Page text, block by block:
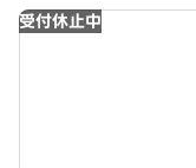
受付休止中